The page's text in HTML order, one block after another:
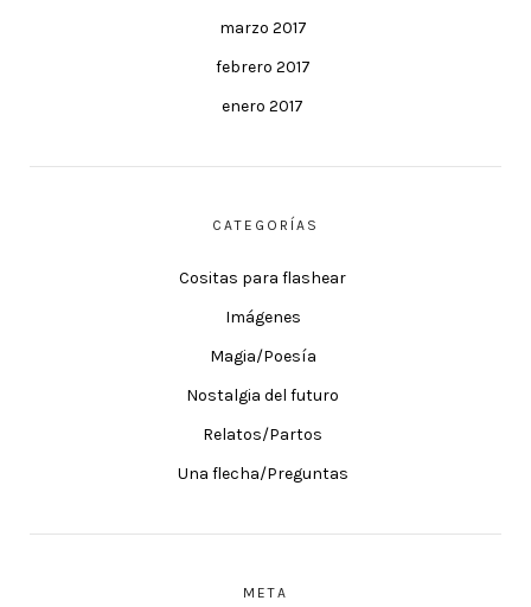
marzo 2017
febrero 2017
enero 2017
CATEGORÍAS
Cositas para flashear
Imágenes
Magia/Poesía
Nostalgia del futuro
Relatos/Partos
Una flecha/Preguntas
META